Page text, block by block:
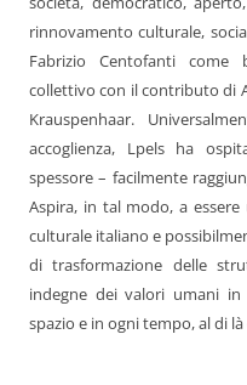
rinnovamento culturale,
Fabrizio Centofanti come
collettivo con il contributo di
Krauspenhaar.
accoglienza, Lpels ha
spessore – facilmente
Aspira, in tal modo, a
culturale italiano e
di trasformazione delle
indegne dei valori umani
spazio e in ogni tempo, al di